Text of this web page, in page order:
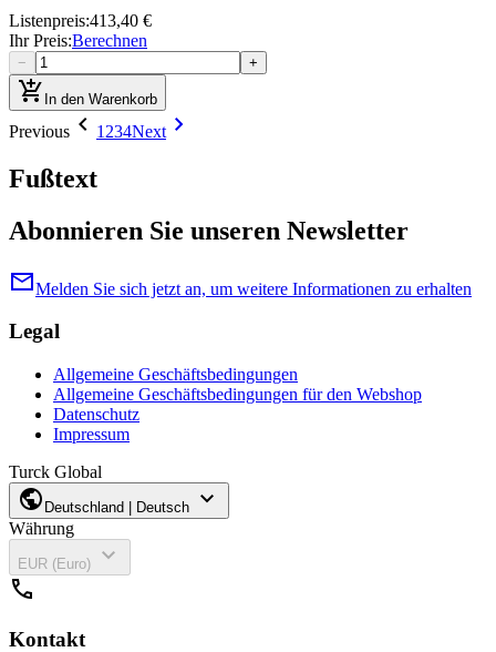
Listenpreis:413,40 €
Ihr Preis:Berechnen
− +
add_shopping_cart In den Warenkorb
Previous chevron_left 1 234Next chevron_right
Fußtext
Abonnieren Sie unseren Newsletter
mailMelden Sie sich jetzt an, um weitere Informationen zu erhalten
Legal
Allgemeine Geschäftsbedingungen
Allgemeine Geschäftsbedingungen für den Webshop
Datenschutz
Impressum
Turck Global
public Deutschland | Deutsch expand_more
Währung
EUR (Euro)
expand_more
call
Kontakt